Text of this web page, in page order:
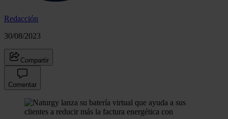
Redacción
30/08/2023
Compartir
Comentar